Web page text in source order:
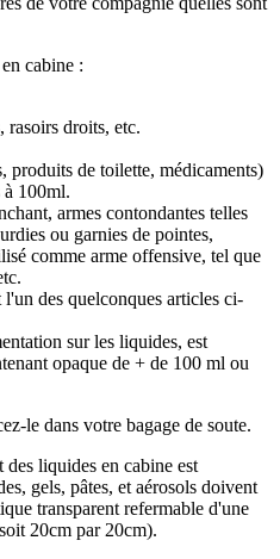
cabine :
rasoirs droits, etc.
produits de toilette, médicaments)
à 100ml.
armes contondantes telles
ou garnies de pointes,
comme arme offensive, tel que
des quelconques articles ci-
sur les liquides, est
opaque de + de 100 ml ou
le dans votre bagage de soute.
des liquides en cabine est
gels, pâtes, et aérosols doivent
transparent refermable d'une
20cm par 20cm).